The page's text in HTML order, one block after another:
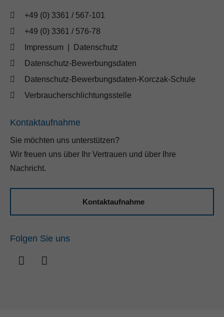
+49 (0) 3361 / 567-101
+49 (0) 3361 / 576-78
Impressum|
Datenschutz
Datenschutz-Bewerbungsdaten
Datenschutz-Bewerbungsdaten-Korczak-Schule
Verbraucherschlichtungsstelle
Kontaktaufnahme
Sie möchten uns unterstützen?
Wir freuen uns über Ihr Vertrauen und über Ihre
Nachricht.
Kontaktaufnahme
Folgen Sie uns